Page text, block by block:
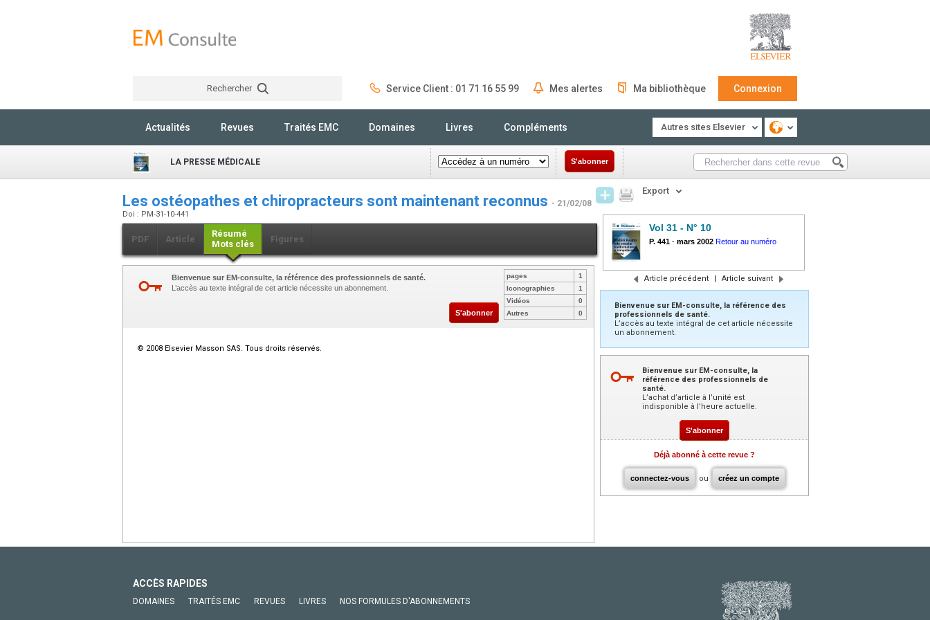
Rechercher Service Client : 01 71 16 55 99 Mes alertes Ma bibliothèque Connexion
Actualités Revues Traités EMC Domaines Livres Compléments Autres sites Elsevier
LA PRESSE MÉDICALE S'abonner
Les ostéopathes et chiropracteurs sont maintenant reconnus - 21/02/08
Doi : PM-31-10-441
PDF Article
Résumé
Mots clés
Figures
Bienvenue sur EM-consulte, la référence des professionnels de santé.
L’accès au texte intégral de cet article nécessite un abonnement.
S'abonner
pages
1
Iconographies
1
Vidéos
0
Autres
0
© 2008 Elsevier Masson SAS. Tous droits réservés.
Export
Vol 31 - N° 10
P. 441 - mars 2002 Retour au numéro
Article précédent | Article suivant
Bienvenue sur EM-consulte, la référence des
professionnels de santé.
L’accès au texte intégral de cet article nécessite
un abonnement.
Bienvenue sur EM-consulte, la
référence des professionnels de
santé.
L’achat d’article à l’unité est
indisponible à l’heure actuelle.
S'abonner
Déjà abonné à cette revue ?
connectez-vous ou créez un compte
ACCÈS RAPIDES
DOMAINES TRAITÉS EMC REVUES LIVRES NOS FORMULES D'ABONNEMENTS